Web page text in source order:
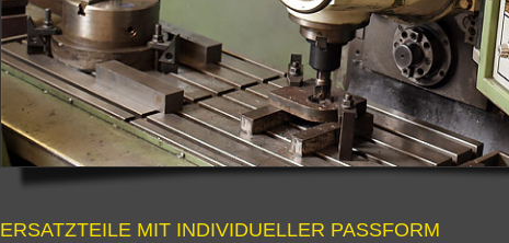
ERSATZTEILE MIT INDIVIDUELLER PASSFORM